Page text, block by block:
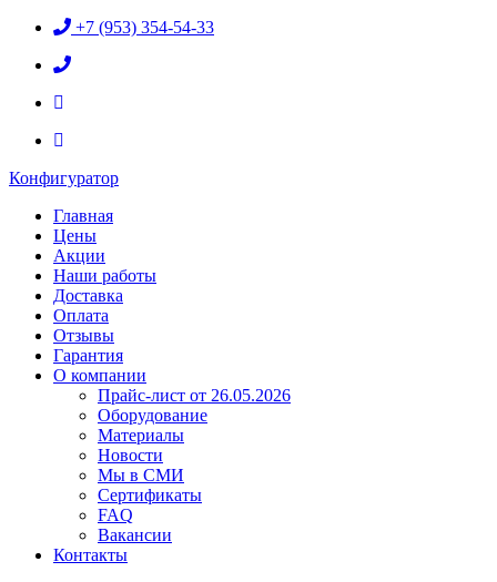
+7 (953) 354-54-33
Конфигуратор
Главная
Цены
Акции
Наши работы
Доставка
Оплата
Отзывы
Гарантия
О компании
Прайс-лист от 26.05.2026
Оборудование
Материалы
Новости
Мы в СМИ
Сертификаты
FAQ
Вакансии
Контакты